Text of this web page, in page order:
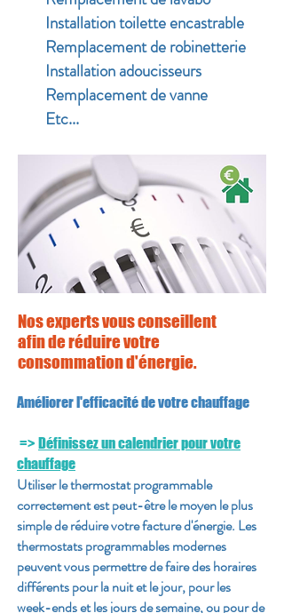
Installation toilette encastrable
Remplacement de robinetterie
Installation adoucisseurs
Remplacement de vanne
Etc...
Nos experts vous conseillent
afin de réduire votre
consommation d'énergie.
Améliorer l'efficacité de votre chauffage
=> Définissez un calendrier pour votre
chauffage
Utiliser le thermostat programmable
correctement est peut-être le moyen le plus
simple de réduire votre facture d'énergie. Les
thermostats programmables modernes
peuvent vous permettre de faire des horaires
différents pour la nuit et le jour, pour les
week-ends et les jours de semaine, ou pour de